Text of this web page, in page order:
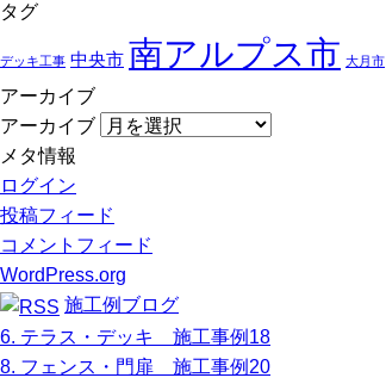
タグ
デッキ工事 中央市 南アルプス市 大月市
アーカイブ
アーカイブ
メタ情報
ログイン
投稿フィード
コメントフィード
WordPress.org
施工例ブログ
6. テラス・デッキ 施工事例18
8. フェンス・門扉 施工事例20